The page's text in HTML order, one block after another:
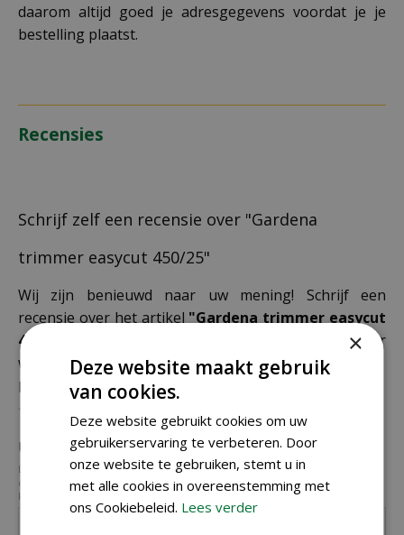
daarom altijd goed je adresgegevens voordat je je
bestelling plaatst.
Recensies
Schrijf zelf een recensie over "Gardena
trimmer easycut 450/25"
Wij zijn benieuwd naar uw mening! Schrijf een
recensie over het artikel "Gardena trimmer easycut
450/25"
en maak kans op een Nationale Tuinbon ter
waarde van € 25,- !
Beoordeling: *
Uw mening over dit product:*
Let op: deze recensie gaat over het product en niet over ons tuincentrum,
de service of levering van uw bestelling. U kunt bijvoorbeeld in gaan op de
kwaliteit van het product, de look & feel en belangrijke eigenschappen.
×
Deze website maakt gebruik
van cookies.
Deze website gebruikt cookies om uw
gebruikerservaring te verbeteren. Door
onze website te gebruiken, stemt u in
met alle cookies in overeenstemming met
ons Cookiebeleid. Lees verder